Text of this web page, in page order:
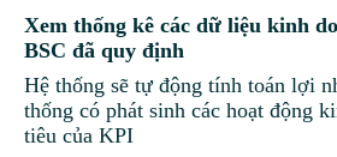
Xem thống kê các dữ liệu kinh
BSC đã quy định
Hệ thống sẽ tự động tính toán lợi
thống có phát sinh các hoạt động
tiêu của KPI